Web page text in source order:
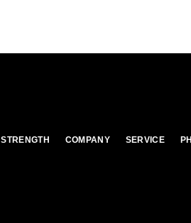
STRENGTH COMPANY SERVICE